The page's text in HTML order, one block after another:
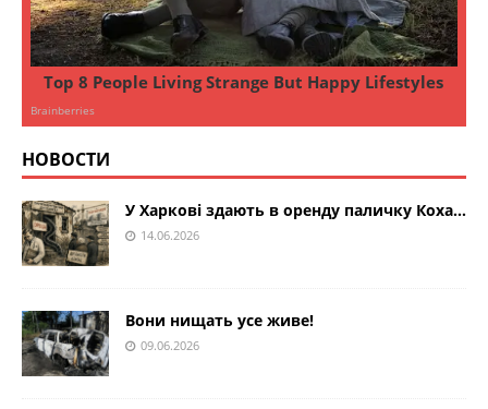
НОВОСТИ
У Харкові здають в оренду паличку Коха…
14.06.2026
Вони нищать усе живе!
09.06.2026